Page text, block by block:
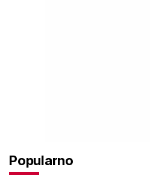
Popularno